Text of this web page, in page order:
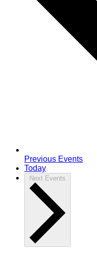
Previous Events
Today
Next Events